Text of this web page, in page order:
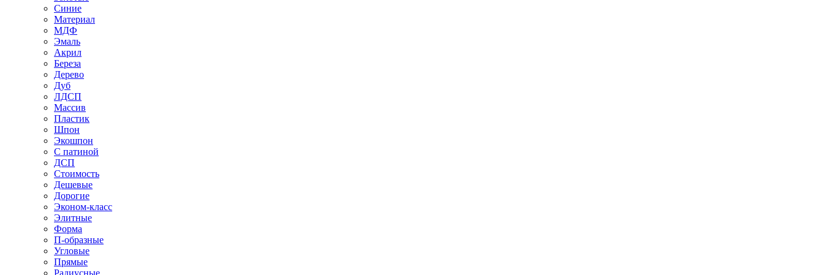
Синие
Материал
МДФ
Эмаль
Акрил
Береза
Дерево
Дуб
ЛДСП
Массив
Пластик
Шпон
Экошпон
С патиной
ДСП
Стоимость
Дешевые
Дорогие
Эконом-класс
Элитные
Форма
П-образные
Угловые
Прямые
Радиусные